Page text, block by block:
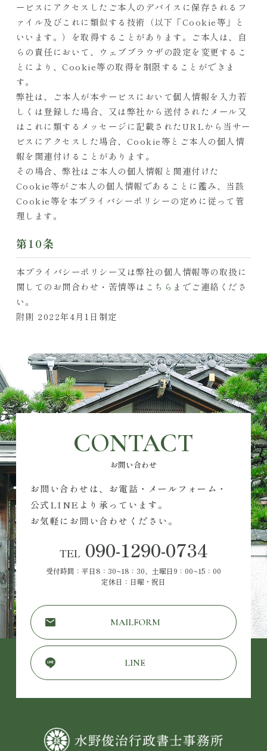
ービスにアクセスしたご本人のデバイスに保存されるフ
ァイル及びこれに類似する技術（以下「Cookie等」と
いいます。）を取得することがあります。ご本人は、自
らの責任において、ウェブブラウザの設定を変更するこ
とにより、Cookie等の取得を制限することができま
す。
弊社は、ご本人が本サービスにおいて個人情報を入力若
しくは登録した場合、又は弊社から送付されたメール又
はこれに類するメッセージに記載されたURLから当サー
ビスにアクセスした場合、Cookie等とご本人の個人情
報を関連付けることがあります。
その場合、弊社はご本人の個人情報と関連付けた
Cookie等がご本人の個人情報であることに鑑み、当該
Cookie等を本プライバシーポリシーの定めに従って管
理します。
第10条
本プライバシーポリシー又は弊社の個人情報等の取扱に
関してのお問合わせ・苦情等は こちら までご連絡くださ
い。
附則 2022年4月1日制定
CONTACT
お問い合わせ
お問い合わせは、お電話・メールフォーム・
公式LINEより承っています。
お気軽にお問い合わせください。
TEL090-1290-0734
受付時間：平日8：30~18：30、土曜日9：00~15：00
定休日：日曜・祝日
MAILFORM
LINE